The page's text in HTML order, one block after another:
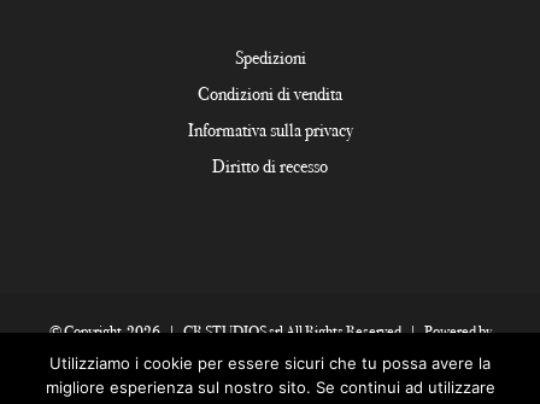
Spedizioni
Condizioni di vendita
Informativa sulla privacy
Diritto di recesso
© Copyright2026 | CR STUDIOS srl All Rights Reserved | Powered by
Bsolutions Group
Utilizziamo i cookie per essere sicuri che tu possa avere la
migliore esperienza sul nostro sito. Se continui ad utilizzare